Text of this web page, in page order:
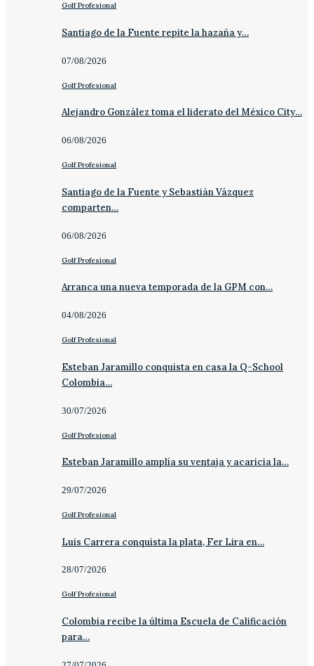
Golf Profesional
Santiago de la Fuente repite la hazaña y…
07/08/2026
Golf Profesional
Alejandro González toma el liderato del México City…
06/08/2026
Golf Profesional
Santiago de la Fuente y Sebastián Vázquez
comparten…
06/08/2026
Golf Profesional
Arranca una nueva temporada de la GPM con…
04/08/2026
Golf Profesional
Esteban Jaramillo conquista en casa la Q-School
Colombia…
30/07/2026
Golf Profesional
Esteban Jaramillo amplía su ventaja y acaricia la…
29/07/2026
Golf Profesional
Luis Carrera conquista la plata, Fer Lira en…
28/07/2026
Golf Profesional
Colombia recibe la última Escuela de Calificación
para…